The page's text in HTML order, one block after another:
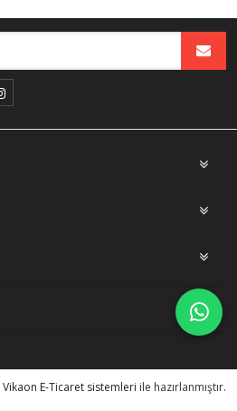
Vikaon E-Ticaret sistemleri ile hazırlanmıştır.